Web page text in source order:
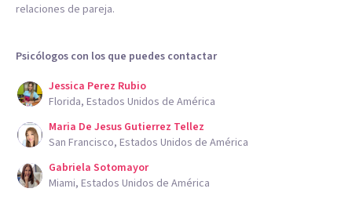
relaciones de pareja.
Psicólogos con los que puedes contactar
Jessica Perez Rubio
Florida, Estados Unidos de América
Maria De Jesus Gutierrez Tellez
San Francisco, Estados Unidos de América
Gabriela Sotomayor
Miami, Estados Unidos de América